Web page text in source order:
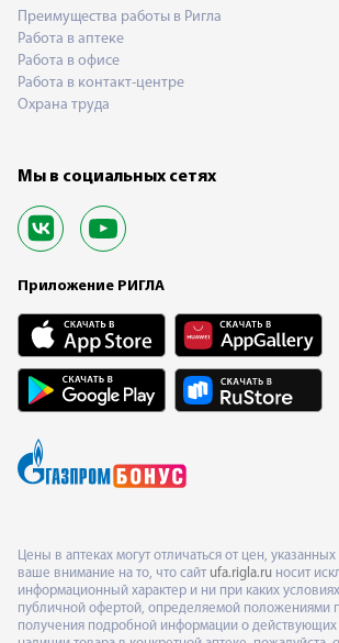
Преимущества работы в Ригла
Работа в аптеке
Работа в офисе
Работа в контакт-центре
Охрана труда
Мы в социальных сетях
Приложение РИГЛА
Цены в аптеках могут отличаться от цен,
ваше внимание на то, что сайт ufa.rigla.ru носит
информационный характер и ни при каких
публичной офертой, определяемой положениями
получения подробной информации о действующих